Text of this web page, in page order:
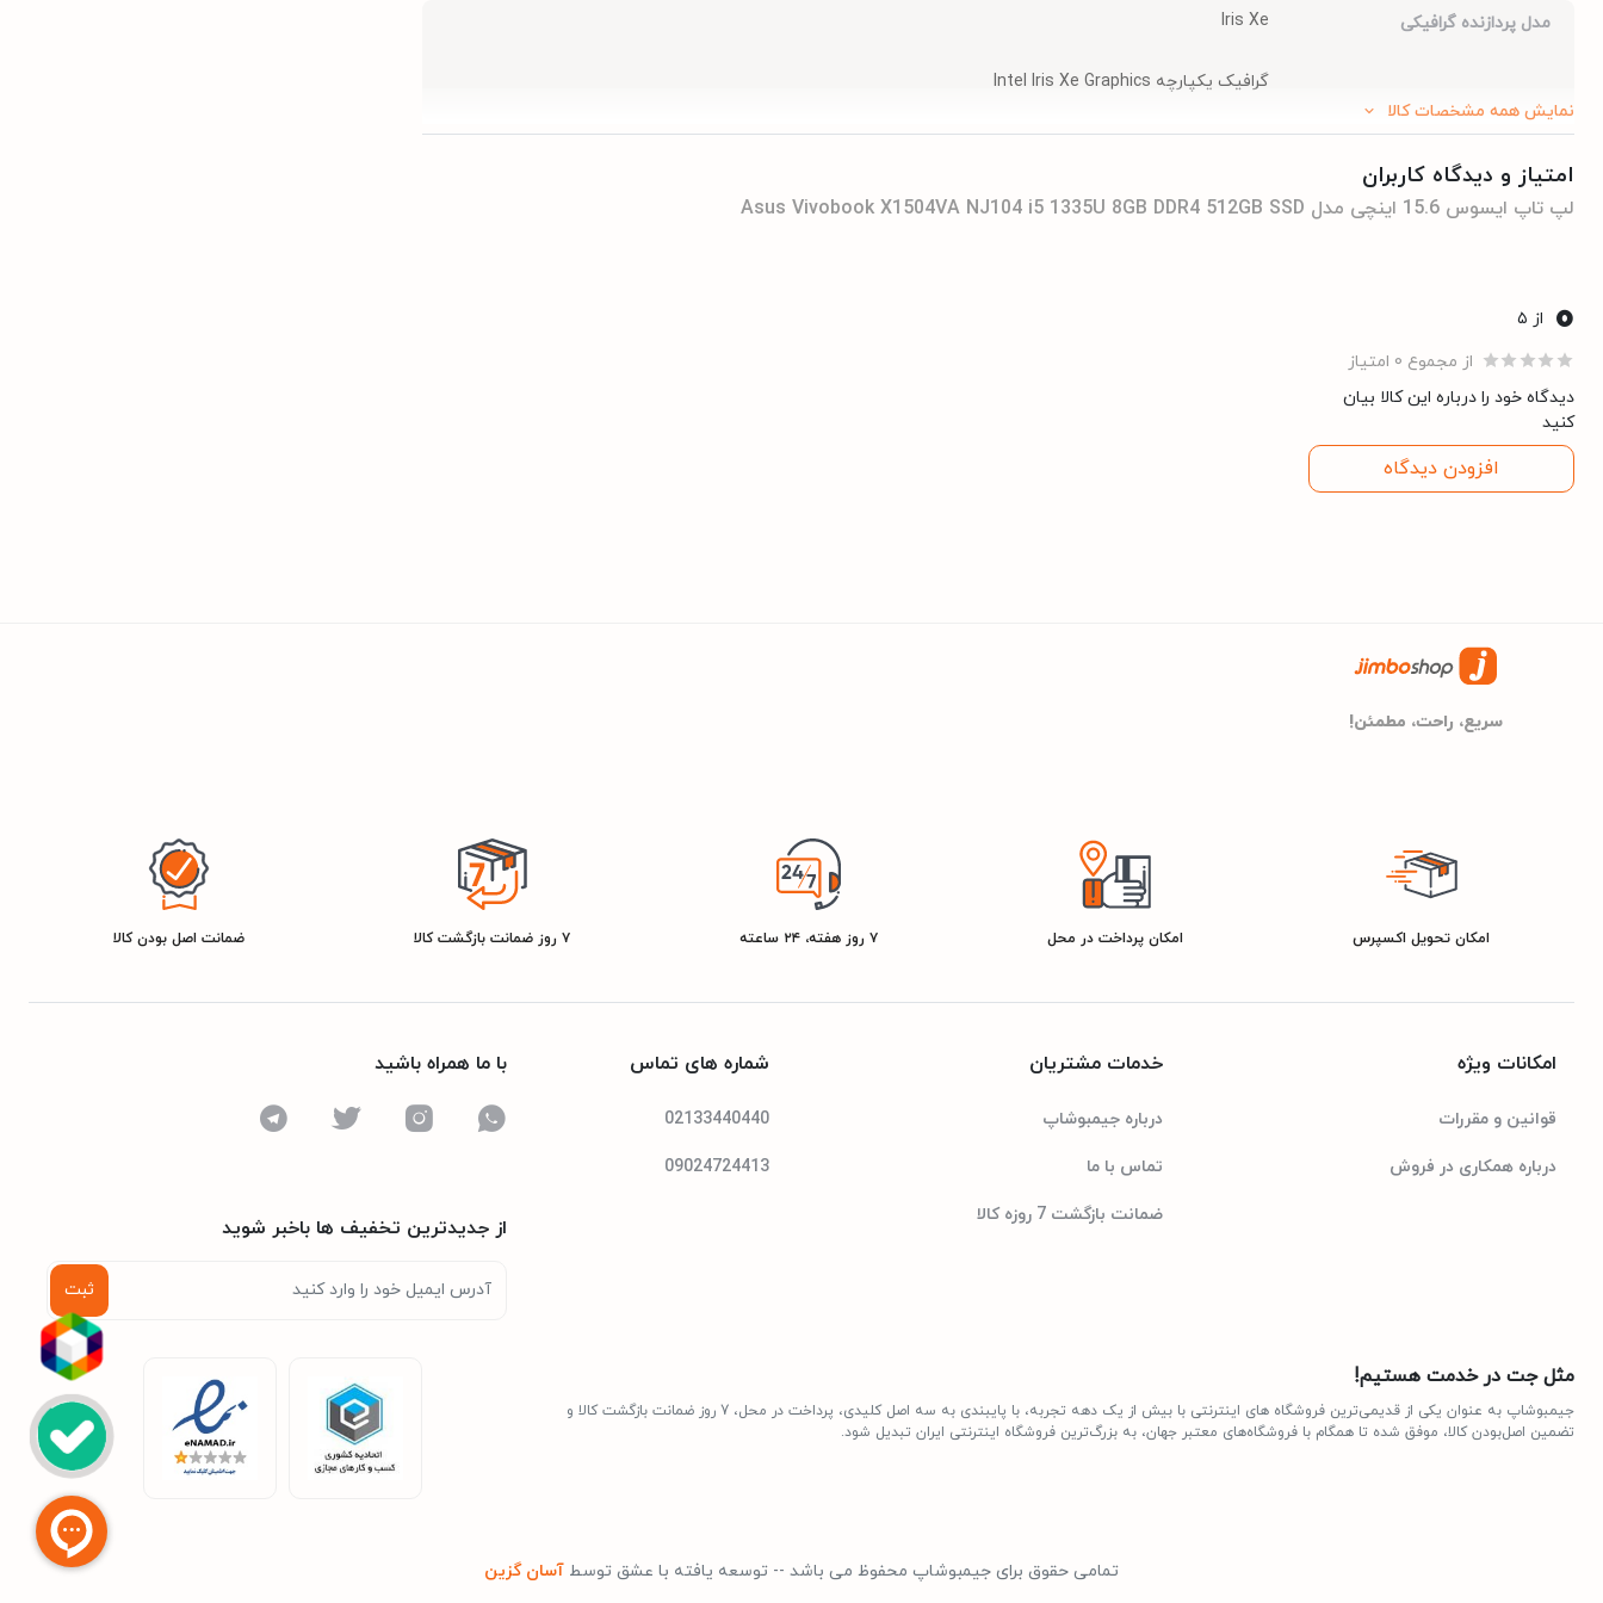
مدل پردازنده گرافیکی Iris Xe
گرافیک یکپارچه Intel Iris Xe Graphics
نوع حافظه RAM DDR4
مدل پردازنده
سری پردازنده
ظرفیت حافظه داخلی
تعداد هسته
ظرفیت حافظه RAM 8 گیگابایت
نسخه بلوتوث
نوع کاربری عمومی/ مالتی مدیا
نمایش همه مشخصات کالا
امتیاز و دیدگاه کاربران
لپ تاپ ایسوس 15.6 اینچی مدل Asus Vivobook X1504VA NJ104 i5 1335U 8GB DDR4 512GB SSD
0
از ۵
از مجموع 0 امتیاز
دیدگاه خود را درباره این کالا بیان
کنید
افزودن دیدگاه
سریع، راحت، مطمئن!
امکان تحویل اکسپرس امکان پرداخت در محل ۷ روز هفته، ۲۴ ساعته ۷ روز ضمانت بازگشت کالا ضمانت اصل بودن کالا
امکانات ویژه
قوانین و مقررات
درباره همکاری در فروش
خدمات مشتریان
درباره جیمبوشاپ
تماس با ما
ضمانت بازگشت 7 روزه کالا
شماره های تماس
02133440440
09024724413
با ما همراه باشید
از جدیدترین تخفیف ها باخبر شوید
ثبت
مثل جت در خدمت هستیم!
جیمبوشاپ به عنوان یکی از قدیمی‌ترین فروشگاه های اینترنتی با بیش از یک دهه تجربه، با پایبندی به سه اصل کلیدی، پرداخت در محل، 7 روز ضمانت بازگشت کالا و
تضمین اصل‌بودن کالا، موفق شده تا همگام با فروشگاه‌های معتبر جهان، به بزرگ‌ترین فروشگاه اینترنتی ایران تبدیل شود.
تمامی حقوق برای جیمبوشاپ محفوظ می باشد -- توسعه یافته با عشق توسط آسان گزین